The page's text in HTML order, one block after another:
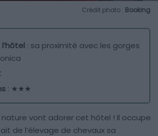
Crédit photo : Booking
: sa proximité avec les gorges
: ★★★
vont adorer cet hôtel ! Il occupe
de l’élevage de chevaux sa